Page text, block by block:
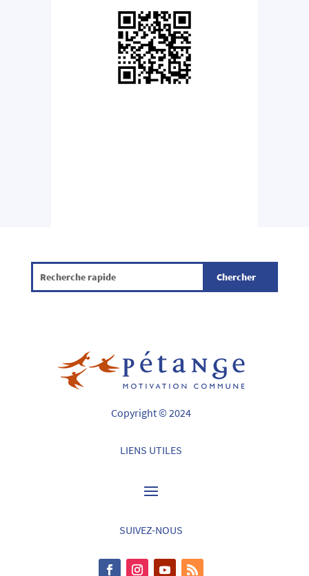
Copyright © 2024
LIENS UTILES
SUIVEZ-NOUS